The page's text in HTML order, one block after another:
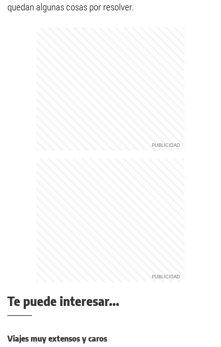
quedan algunas cosas por resolver.
Te puede interesar...
Viajes muy extensos y caros